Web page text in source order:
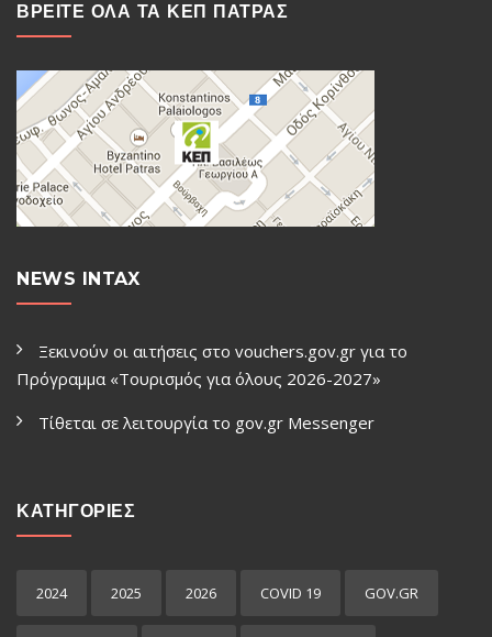
ΒΡΕΙΤΕ ΟΛΑ ΤΑ ΚΕΠ ΠΑΤΡΑΣ
NEWS INTAX
Ξεκινούν οι αιτήσεις στο vouchers.gov.gr για το
Πρόγραμμα «Τουρισμός για όλους 2026-2027»
Τίθεται σε λειτουργία το gov.gr Μessenger
ΚΑΤΗΓΟΡΙΕΣ
2024 2025 2026 COVID 19 GOV.GR